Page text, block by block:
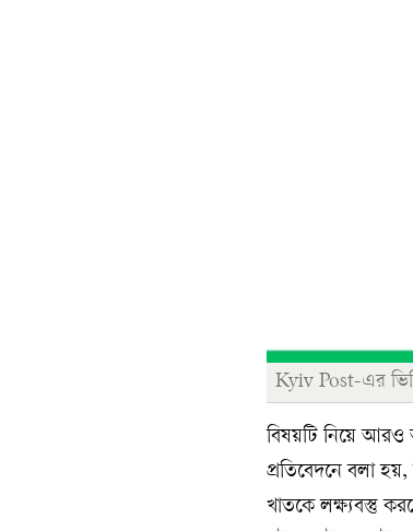
Kyiv Post-এর
বিষয়টি নিয়ে আরও
প্রতিবেদনে বলা হয়,
খাতকে লক্ষ্যবস্তু